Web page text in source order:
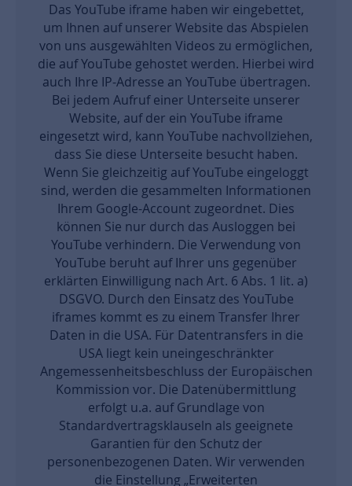
Das YouTube iframe haben wir eingebettet,
um Ihnen auf unserer Website das Abspielen
von uns ausgewählten Videos zu ermöglichen,
die auf YouTube gehostet werden. Hierbei wird
auch Ihre IP-Adresse an YouTube übertragen.
Bei jedem Aufruf einer Unterseite unserer
Website, auf der ein YouTube iframe
eingesetzt wird, kann YouTube nachvollziehen,
dass Sie diese Unterseite besucht haben.
Wenn Sie gleichzeitig auf YouTube eingeloggt
sind, werden die gesammelten Informationen
Ihrem Google-Account zugeordnet. Dies
können Sie nur durch das Ausloggen bei
YouTube verhindern. Die Verwendung von
YouTube beruht auf Ihrer uns gegenüber
erklärten Einwilligung nach Art. 6 Abs. 1 lit. a)
DSGVO. Durch den Einsatz des YouTube
iframes kommt es zu einem Transfer Ihrer
Daten in die USA. Für Datentransfers in die
USA liegt kein uneingeschränkter
Angemessenheitsbeschluss der Europäischen
Kommission vor. Die Datenübermittlung
erfolgt u.a. auf Grundlage von
Standardvertragsklauseln als geeignete
Garantien für den Schutz der
personenbezogenen Daten. Wir verwenden
die Einstellung „Erweiterten